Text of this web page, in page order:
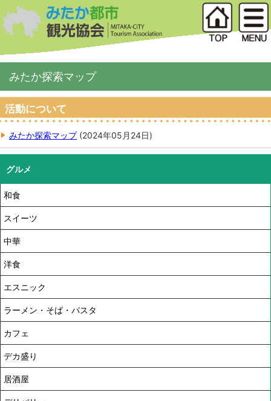
みたか探索マップ
活動について
みたか探索マップ(2024年05月24日)
グルメ
和食
スイーツ
中華
洋食
エスニック
ラーメン・そば・パスタ
カフェ
デカ盛り
居酒屋